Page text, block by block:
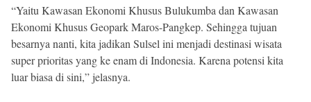
“Yaitu Kawasan Ekonomi Khusus Bulukumba dan Kawasan
Ekonomi Khusus Geopark Maros-Pangkep. Sehingga tujuan
besarnya nanti, kita jadikan Sulsel ini menjadi destinasi wisata
super prioritas yang ke enam di Indonesia. Karena potensi kita
luar biasa di sini,” jelasnya.